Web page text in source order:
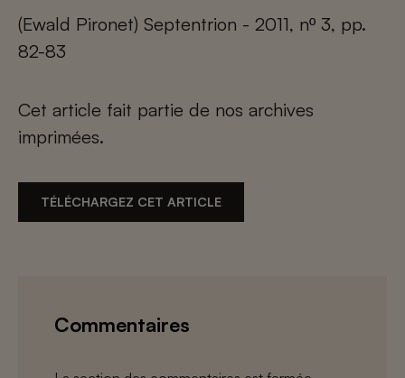
(Ewald Pironet) Septentrion - 2011, nº 3, pp.
82-83
Cet article fait partie de nos archives
imprimées.
TÉLÉCHARGEZ CET ARTICLE
Commentaires